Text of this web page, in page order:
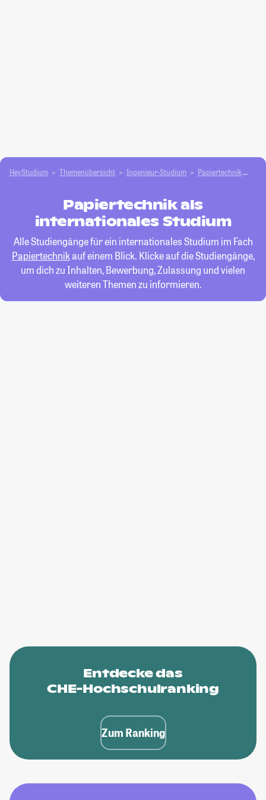
HeyStudium Themenübersicht Ingenieur-Studium Papiertechnik
Papiertechnik als
internationales Studium
Alle Studiengänge für ein internationales Studium im Fach
Papiertechnikauf einem Blick. Klicke auf die Studiengänge,
um dich zu Inhalten, Bewerbung, Zulassung und vielen
weiteren Themen zu informieren.
Entdecke das
CHE-Hochschulranking
Zum Ranking